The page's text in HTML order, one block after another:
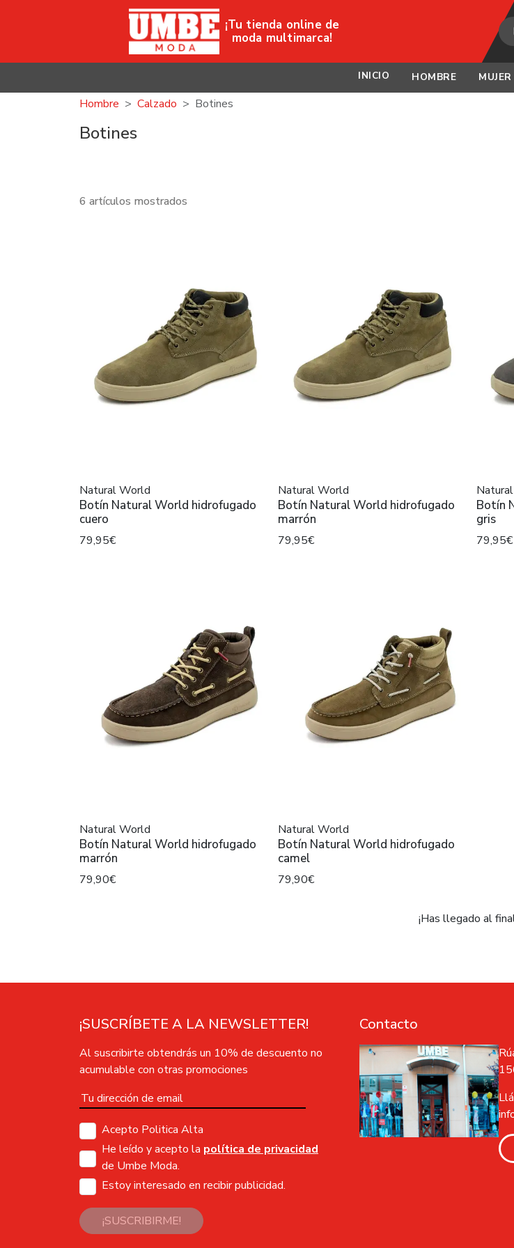
INICIO HOMBRE MUJER
¡Tu tienda online de
moda multimarca!
Hombre Calzado Botines
Botines
6 artículos mostrados
Natural World
Botín Natural World hidrofugado
cuero
79,95€
Natural World
Botín Natural World hidrofugado
marrón
79,95€
Botín
gris
79,95€
Natural World
Botín Natural World hidrofugado
marrón
79,90€
Natural World
Botín Natural World hidrofugado
camel
79,90€
¡Has llegado al
¡SUSCRÍBETE A LA NEWSLETTER!
Al suscribirte obtendrás un 10% de descuento no
acumulable con otras promociones
Acepto Politica Alta
He leído y acepto la política de privacidad
de Umbe Moda.
Estoy interesado en recibir publicidad.
¡SUSCRIBIRME!
Contacto